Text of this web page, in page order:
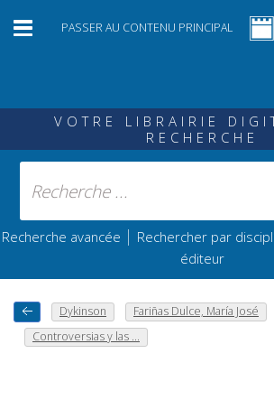
PASSER AU CONTENU PRINCIPAL
VOTRE LIBRAIRIE
RECHERCHE
Recherche avancée | Rechercher par
éditeur
Dykinson
Fariñas Dulce, María José
Controversias y las ...